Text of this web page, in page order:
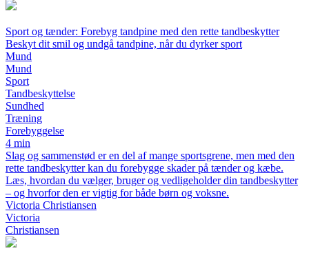
Sport og tænder: Forebyg tandpine med den rette tandbeskytter
Beskyt dit smil og undgå tandpine, når du dyrker sport
Mund
Mund
Sport
Tandbeskyttelse
Sundhed
Træning
Forebyggelse
4 min
Slag og sammenstød er en del af mange sportsgrene, men med den
rette tandbeskytter kan du forebygge skader på tænder og kæbe.
Læs, hvordan du vælger, bruger og vedligeholder din tandbeskytter
– og hvorfor den er vigtig for både børn og voksne.
Victoria Christiansen
Victoria
Christiansen